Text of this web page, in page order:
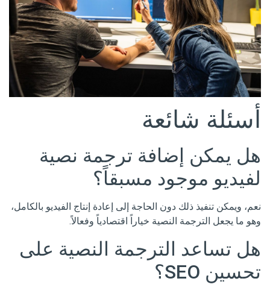
أسئلة شائعة
هل يمكن إضافة ترجمة نصية
لفيديو موجود مسبقاً؟
نعم، ويمكن تنفيذ ذلك دون الحاجة إلى إعادة إنتاج الفيديو بالكامل،
وهو ما يجعل الترجمة النصية خياراً اقتصادياً وفعالاً.
هل تساعد الترجمة النصية على
تحسين SEO؟